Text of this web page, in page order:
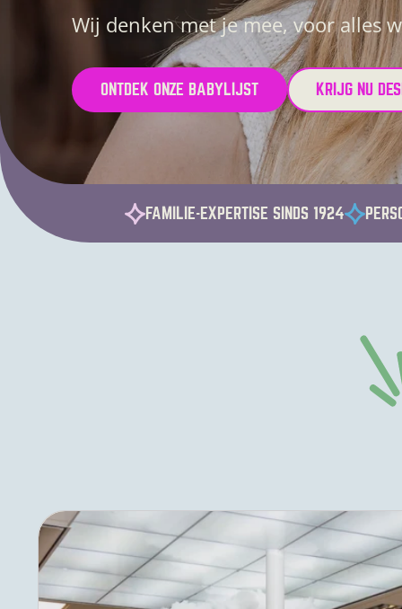
Wij denken met je mee, voor alles
ONTDEK ONZE BABYLIJST KRIJG NU
FAMILIE-EXPERTISE SINDS 1924